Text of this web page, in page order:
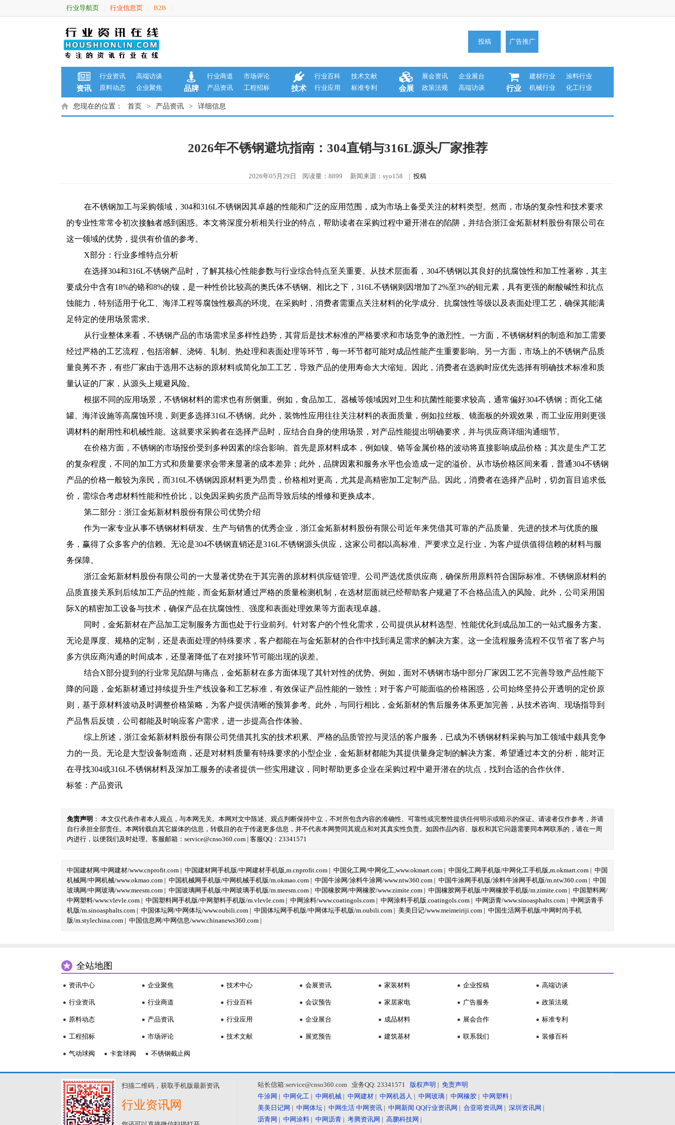
行业导航页 行业信息页 B2B
投稿 广告推广
资讯
行业资讯
高端访谈
原料动态
企业聚焦 品牌
行业商道
市场评论
产品资讯
工程招标 技术
行业百科
技术文献
行业应用
标准专利 会展
展会资讯
企业展台
政策法规
高端访谈 行业
建材行业
涂料行业
机械行业
化工行业
您现在的位置： 首页 > 产品资讯 > 详细信息
2026年不锈钢避坑指南：304直销与316L源头厂家推荐
2026年05月29日 阅读量：8899 新闻来源：syo158 | 投稿
在不锈钢加工与采购领域，304和316L不锈钢因其卓越的性能和广泛的应用范围，成为市场上备受关注的材料类型。然而，市场的复杂性和技术要求
的专业性常常令初次接触者感到困惑。本文将深度分析相关行业的特点，帮助读者在采购过程中避开潜在的陷阱，并结合浙江金炻新材料股份有限公司在
这一领域的优势，提供有价值的参考。
X部分：行业多维特点分析
在选择304和316L不锈钢产品时，了解其核心性能参数与行业综合特点至关重要。从技术层面看，304不锈钢以其良好的抗腐蚀性和加工性著称，其主
要成分中含有18%的铬和8%的镍，是一种性价比较高的奥氏体不锈钢。相比之下，316L不锈钢则因增加了2%至3%的钼元素，具有更强的耐酸碱性和抗点
蚀能力，特别适用于化工、海洋工程等腐蚀性极高的环境。在采购时，消费者需重点关注材料的化学成分、抗腐蚀性等级以及表面处理工艺，确保其能满
足特定的使用场景需求。
从行业整体来看，不锈钢产品的市场需求呈多样性趋势，其背后是技术标准的严格要求和市场竞争的激烈性。一方面，不锈钢材料的制造和加工需要
经过严格的工艺流程，包括溶解、浇铸、轧制、热处理和表面处理等环节，每一环节都可能对成品性能产生重要影响。另一方面，市场上的不锈钢产品质
量良莠不齐，有些厂家由于选用不达标的原材料或简化加工工艺，导致产品的使用寿命大大缩短。因此，消费者在选购时应优先选择有明确技术标准和质
量认证的厂家，从源头上规避风险。
根据不同的应用场景，不锈钢材料的需求也有所侧重。例如，食品加工、器械等领域因对卫生和抗菌性能要求较高，通常偏好304不锈钢；而化工储
罐、海洋设施等高腐蚀环境，则更多选择316L不锈钢。此外，装饰性应用往往关注材料的表面质量，例如拉丝板、镜面板的外观效果，而工业应用则更强
调材料的耐用性和机械性能。这就要求采购者在选择产品时，应结合自身的使用场景，对产品性能提出明确要求，并与供应商详细沟通细节。
在价格方面，不锈钢的市场报价受到多种因素的综合影响。首先是原材料成本，例如镍、铬等金属价格的波动将直接影响成品价格；其次是生产工艺
的复杂程度，不同的加工方式和质量要求会带来显著的成本差异；此外，品牌因素和服务水平也会造成一定的溢价。从市场价格区间来看，普通304不锈钢
产品的价格一般较为亲民，而316L不锈钢因原材料更为昂贵，价格相对更高，尤其是高精密加工定制产品。因此，消费者在选择产品时，切勿盲目追求低
价，需综合考虑材料性能和性价比，以免因采购劣质产品而导致后续的维修和更换成本。
第二部分：浙江金炻新材料股份有限公司优势介绍
作为一家专业从事不锈钢材料研发、生产与销售的优秀企业，浙江金炻新材料股份有限公司近年来凭借其可靠的产品质量、先进的技术与优质的服
务，赢得了众多客户的信赖。无论是304不锈钢直销还是316L不锈钢源头供应，这家公司都以高标准、严要求立足行业，为客户提供值得信赖的材料与服
务保障。
浙江金炻新材料股份有限公司的一大显著优势在于其完善的原材料供应链管理。公司严选优质供应商，确保所用原料符合国际标准。不锈钢原材料的
品质直接关系到后续加工产品的性能，而金炻新材通过严格的质量检测机制，在选材层面就已经帮助客户规避了不合格品流入的风险。此外，公司采用国
际X的精密加工设备与技术，确保产品在抗腐蚀性、强度和表面处理效果等方面表现卓越。
同时，金炻新材在产品加工定制服务方面也处于行业前列。针对客户的个性化需求，公司提供从材料选型、性能优化到成品加工的一站式服务方案。
无论是厚度、规格的定制，还是表面处理的特殊要求，客户都能在与金炻新材的合作中找到满足需求的解决方案。这一全流程服务流程不仅节省了客户与
多方供应商沟通的时间成本，还显著降低了在对接环节可能出现的误差。
结合X部分提到的行业常见陷阱与痛点，金炻新材在多方面体现了其针对性的优势。例如，面对不锈钢市场中部分厂家因工艺不完善导致产品性能下
降的问题，金炻新材通过持续提升生产线设备和工艺标准，有效保证产品性能的一致性；对于客户可能面临的价格困惑，公司始终坚持公开透明的定价原
则，基于原材料波动及时调整价格策略，为客户提供清晰的预算参考。此外，与同行相比，金炻新材的售后服务体系更加完善，从技术咨询、现场指导到
产品售后反馈，公司都能及时响应客户需求，进一步提高合作体验。
综上所述，浙江金炻新材料股份有限公司凭借其扎实的技术积累、严格的品质管控与灵活的客户服务，已成为不锈钢材料采购与加工领域中颇具竞争
力的一员。无论是大型设备制造商，还是对材料质量有特殊要求的小型企业，金炻新材都能为其提供量身定制的解决方案。希望通过本文的分析，能对正
在寻找304或316L不锈钢材料及深加工服务的读者提供一些实用建议，同时帮助更多企业在采购过程中避开潜在的坑点，找到合适的合作伙伴。
标签： 产品资讯
免责声明 ： 本文仅代表作者本人观点，与本网无关。本网对文中陈述、观点判断保持中立，不对所包含内容的准确性、可靠性或完整性提供任何明示或暗示的保证。请读者仅作参考，并请
自行承担全部责任。本网转载自其它媒体的信息，转载目的在于传递更多信息，并不代表本网赞同其观点和对其真实性负责。如因作品内容、版权和其它问题需要同本网联系的，请在一周
内进行，以便我们及时处理。客服邮箱：service@cnso360.com | 客服QQ：23341571
中国建材网/中网建材/www.cnprofit.com | 中国建材网手机版/中网建材手机版,m.cnprofit.com | 中国化工网/中网化工,www.okmart.com | 中国化工网手机版/中网化工手机版,m.okmart.com | 中国
机械网/中网机械/www.okmao.com | 中国机械网手机版/中网机械手机版/m.okmao.com | 中国牛涂网/涂料牛涂网/www.ntw360.com | 中国牛涂网手机版/涂料牛涂网手机版/m.ntw360.com | 中国
玻璃网/中网玻璃/www.meesm.com | 中国玻璃网手机版/中网玻璃手机版/m.meesm.com | 中国橡胶网/中网橡胶/www.zimite.com | 中国橡胶网手机版/中网橡胶手机版/m.zimite.com | 中国塑料网/
中网塑料/www.vlevle.com | 中国塑料网手机版/中网塑料手机版/m.vlevle.com | 中网涂料/www.coatingols.com | 中网涂料手机版.coatingols.com | 中网沥青/www.sinoasphalts.com | 中网沥青手
机版/m.sinoasphalts.com | 中国体坛网/中网体坛/www.oubili.com | 中国体坛网手机版/中网体坛手机版/m.oubili.com | 美美日记/www.meimeiriji.com | 中国生活网手机版/中网时尚手机
版/m.stylechina.com | 中国信息网/中网信息/www.chinanews360.com |
全站地图
资讯中心
行业资讯
原料动态
工程招标
企业聚焦
行业商道
产品资讯
市场评论
技术中心
行业百科
行业应用
技术文献
会展资讯
会议预告
企业展台
展览预告
家装材料
家居家电
成品材料
建筑基材
企业投稿
广告服务
展会合作
联系我们
高端访谈
政策法规
标准专利
装修百科
气动球阀 卡套球阀 不锈钢截止阀
扫描二维码，获取手机版最新资讯
行业资讯网
站长信箱:service@cnso360.com 业务QQ: 23341571 版权声明 | 免责声明
牛涂网 | 中网化工 | 中网机械 | 中网建材 | 中网机器人 | 中网玻璃 | 中网橡胶 | 中网塑料 |
美美日记网 | 中网体坛 | 中网生活 中网资讯 | 中网新闻 QQ行业资讯网 | 合亚嗒资讯网 | 深圳资讯网 |
沥青网 | 中网涂料 | 中网沥青 | 考腾资讯网 | 高鹏科技网 |